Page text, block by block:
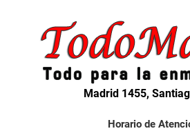
Madrid 1455,
Horario de